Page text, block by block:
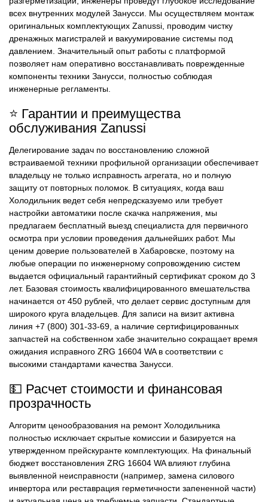
всех внутренних модулей Занусси. Мы осуществляем монтаж
оригинальных комплектующих Zanussi, проводим чистку
дренажных магистралей и вакуумирование системы под
давлением. Значительный опыт работы с платформой
позволяет нам оперативно восстанавливать поврежденные
компоненты техники Занусси, полностью соблюдая
инженерные регламенты.
⭐ Гарантии и преимущества
обслуживания Zanussi
Делегирование задач по восстановлению сложной
встраиваемой техники профильной организации обеспечивает
владельцу не только исправность агрегата, но и полную
защиту от повторных поломок. В ситуациях, когда ваш
Холодильник ведет себя непредсказуемо или требует
настройки автоматики после скачка напряжения, мы
предлагаем бесплатный выезд специалиста для первичного
осмотра при условии проведения дальнейших работ. Мы
ценим доверие пользователей в Хабаровске, поэтому на
любые операции по инженерному сопровождению систем
выдается официальный гарантийный сертификат сроком до 3
лет. Базовая стоимость квалифицированного вмешательства
начинается от 450 рублей, что делает сервис доступным для
широкого круга владельцев. Для записи на визит активна
линия +7 (800) 301-33-69, а наличие сертифицированных
запчастей на собственном хабе значительно сокращает время
ожидания исправного ZRG 16604 WA в соответствии с
высокими стандартами качества Занусси.
💵 Расчет стоимости и финансовая
прозрачность
Алгоритм ценообразования на ремонт Холодильника
полностью исключает скрытые комиссии и базируется на
утвержденном прейскуранте комплектующих. На финальный
бюджет восстановления ZRG 16604 WA влияют глубина
выявленной неисправности (например, замена силового
инвертора или реставрация герметичности запененной части)